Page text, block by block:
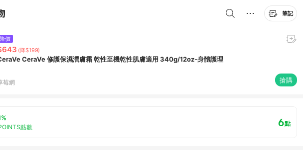
筆記
降價
(降$199)
CeraVe 修護保濕潤膚霜 乾性至機乾性肌膚適用 340g/12oz-身體護理
莓網 搶購
點數 6點